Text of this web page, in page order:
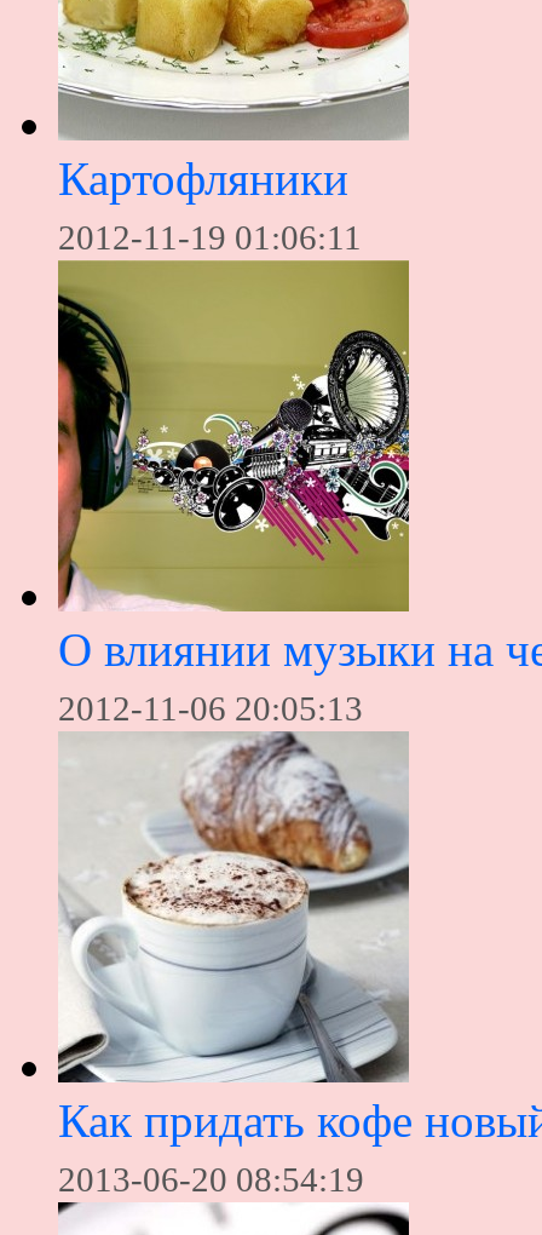
Картофляники
2012-11-19 01:06:11
О влиянии музыки на
2012-11-06 20:05:13
Как придать кофе
2013-06-20 08:54:19